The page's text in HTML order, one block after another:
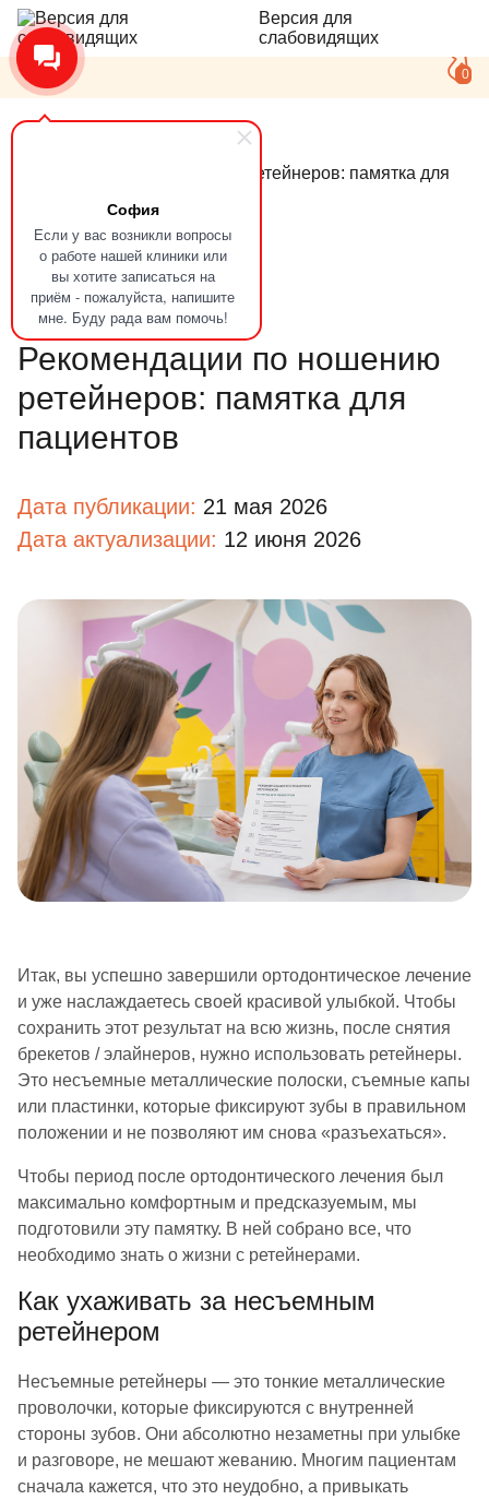
София
Если у вас возникли вопросы
о работе нашей клиники или
вы хотите записаться на
приём - пожалуйста, напишите
мне. Буду рада вам помочь!
Версия для
слабовидящих
0
Рекомендации по ношению ретейнеров: памятка для
Полезные советы
Рекомендации по ношению
ретейнеров: памятка для
пациентов
Дата публикации: 21 мая 2026
Дата актуализации: 12 июня 2026
Итак, вы успешно завершили ортодонтическое лечение
и уже наслаждаетесь своей красивой улыбкой. Чтобы
сохранить этот результат на всю жизнь, после снятия
брекетов / элайнеров, нужно использовать ретейнеры.
Это несъемные металлические полоски, съемные капы
или пластинки, которые фиксируют зубы в правильном
положении и не позволяют им снова «разъехаться».
Чтобы период после ортодонтического лечения был
максимально комфортным и предсказуемым, мы
подготовили эту памятку. В ней собрано все, что
необходимо знать о жизни с ретейнерами.
Как ухаживать за несъемным
ретейнером
Несъемные ретейнеры — это тонкие металлические
проволочки, которые фиксируются с внутренней
стороны зубов. Они абсолютно незаметны при улыбке
и разговоре, не мешают жеванию. Многим пациентам
сначала кажется, что это неудобно, а привыкать